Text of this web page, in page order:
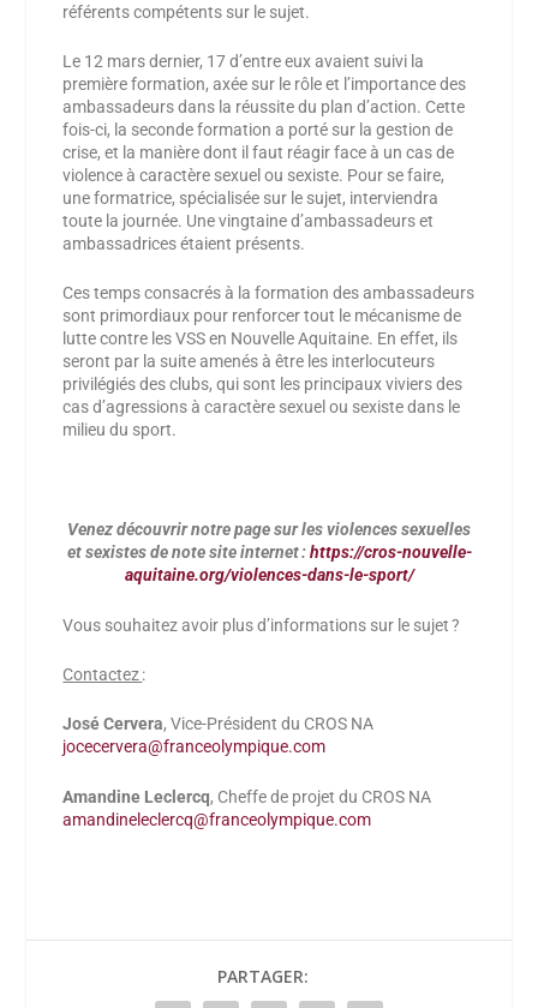
référents compétents sur le sujet.
Le 12 mars dernier, 17 d’entre eux avaient suivi la
première formation, axée sur le rôle et l’importance des
ambassadeurs dans la réussite du plan d’action. Cette
fois-ci, la seconde formation a porté sur la gestion de
crise, et la manière dont il faut réagir face à un cas de
violence à caractère sexuel ou sexiste. Pour se faire,
une formatrice, spécialisée sur le sujet, interviendra
toute la journée. Une vingtaine d’ambassadeurs et
ambassadrices étaient présents.
Ces temps consacrés à la formation des ambassadeurs
sont primordiaux pour renforcer tout le mécanisme de
lutte contre les VSS en Nouvelle Aquitaine. En effet, ils
seront par la suite amenés àêtre les interlocuteurs
privilégiés des clubs, qui sont les principaux viviers des
cas d’agressions à caractère sexuel ou sexiste dans le
milieu du sport.
Venez découvrir notre page sur les violences sexuelles
et sexistes de note site internet :https://cros-nouvelle-
aquitaine.org/violences-dans-le-sport/
Vous souhaitez avoir plus d’informations sur le sujet ?
Contactez:
José Cervera, Vice-Président du CROS NA
jocecervera@franceolympique.com
Amandine Leclercq, Cheffe de projet du CROS NA
amandineleclercq@franceolympique.com
PARTAGER: